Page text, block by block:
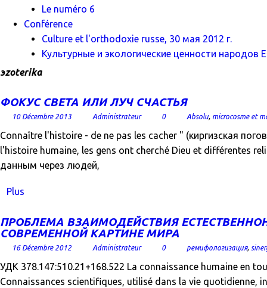
Le numéro 6
Conférence
Culture et l'orthodoxie russe, 30 мая 2012 г.
Культурные и экологические ценности народов
эzoterika
ФОКУС СВЕТА ИЛИ ЛУЧ СЧАСТЬЯ
10 Décembre 2013 Administrateur 0 Absolu, microcosme et
Connaître l'histoire - de ne pas les cacher " (киргизская
l'histoire humaine, les gens ont cherché Dieu et différentes
данным через людей,
Plus
ПРОБЛЕМА ВЗАИМОДЕЙСТВИЯ
СОВРЕМЕННОЙ КАРТИНЕ МИРА
16 Décembre 2012 Administrateur 0 ремифологизация,
УДК 378.147:510.21+168.522 La connaissance humaine en
Connaissances scientifiques, utilisé dans la vie quotidienne,